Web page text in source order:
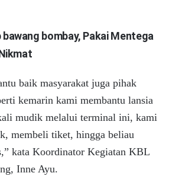
bawang bombay, Pakai Mentega
baik masyarakat juga pihak
kemarin kami membantu lansia
mudik melalui terminal ini, kami
membeli tiket, hingga beliau
kata Koordinator Kegiatan KBL
Inne Ayu.